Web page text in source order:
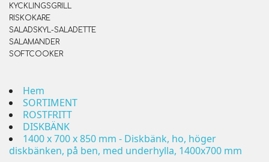
KYCKLINGSGRILL
RISKOKARE
SALADSKYL-SALADETTE
SALAMANDER
SOFTCOOKER
Hem
SORTIMENT
ROSTFRITT
DISKBÄNK
1400 x 700 x 850 mm - Diskbänk, ho, höger
diskbänken, på ben, med underhylla, 1400x700 mm